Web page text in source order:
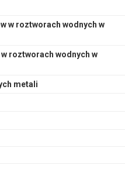
w roztworach wodnych w
roztworach wodnych w
metali